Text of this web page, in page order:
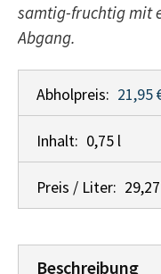
samtig-fruchtig mit
Abgang.
Abholpreis: 21,95
Inhalt: 0,75 l
Preis / Liter:
Beschreibung